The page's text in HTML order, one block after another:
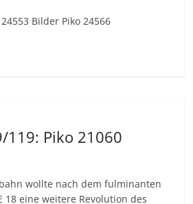
Bilder Piko 24566
119: Piko 21060
wollte nach dem fulminanten
18 eine weitere Revolution des